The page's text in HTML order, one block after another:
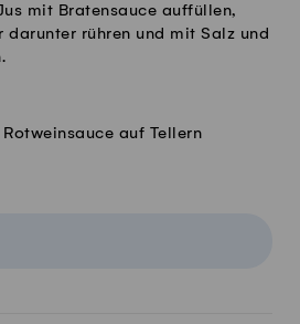
mit Bratensauce auffüllen,
darunter rühren und mit Salz und
auf Tellern